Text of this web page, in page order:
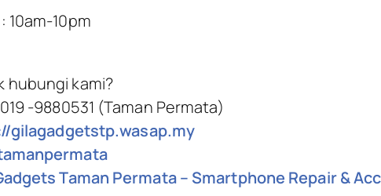
10am-10pm
hubungi kami?
-9880531 (Taman Permata)
gilagadgetstp.wasap.my
Taman Permata – Smartphone Repair &